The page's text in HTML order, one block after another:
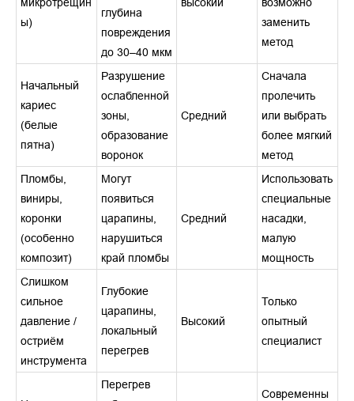
ы)
глубина
повреждения
до 30–40 мкм
заменить
метод
Начальный
кариес
(белые
пятна)
Разрушение
ослабленной
зоны,
образование
воронок
Средний
Сначала
пролечить
или выбрать
более мягкий
метод
Пломбы,
виниры,
коронки
(особенно
композит)
Могут
появиться
царапины,
нарушиться
край пломбы
Средний
Использовать
специальные
насадки,
малую
мощность
Слишком
сильное
давление /
остриём
инструмента
Глубокие
царапины,
локальный
перегрев
Высокий
Только
опытный
специалист
Перегрев
Современны